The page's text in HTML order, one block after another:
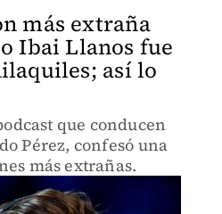
más extraña
Ibai Llanos fue
así lo
que conducen
Pérez, confesó una
más extrañas.